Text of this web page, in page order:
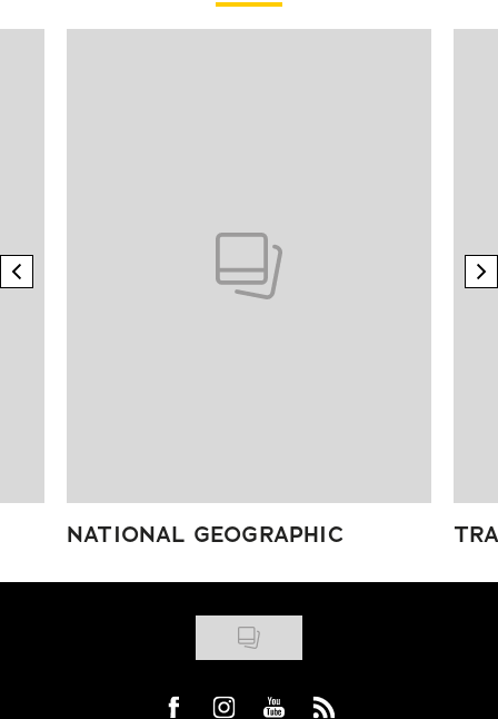
previous element
NATIONAL GEOGRAPHIC
Visit us on Facebook
Visit us on Instagram
Visit us on Youtube
Visit us on Rss